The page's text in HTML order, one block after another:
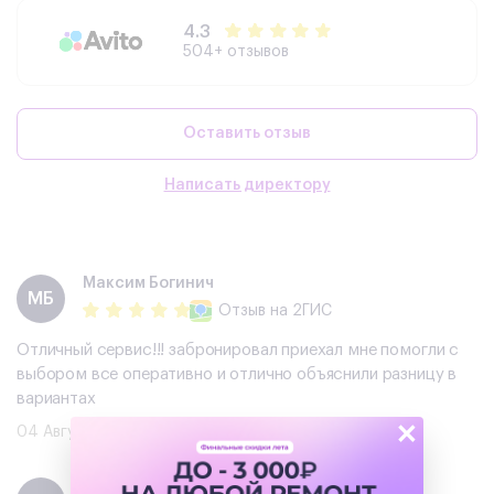
4.3
504+ отзывов
Оставить отзыв
Написать директору
МБ
Максим Богинич
Отзыв на 2ГИС
Отличный сервис!!! забронировал приехал мне помогли с
выбором все оперативно и отлично объяснили разницу в
вариантах
04 Августа 2026
Екатерина
×